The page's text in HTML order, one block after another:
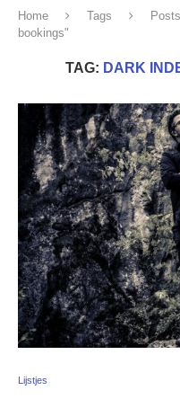
Home Tags
bookings"
TAG: DARK
Lijstjes